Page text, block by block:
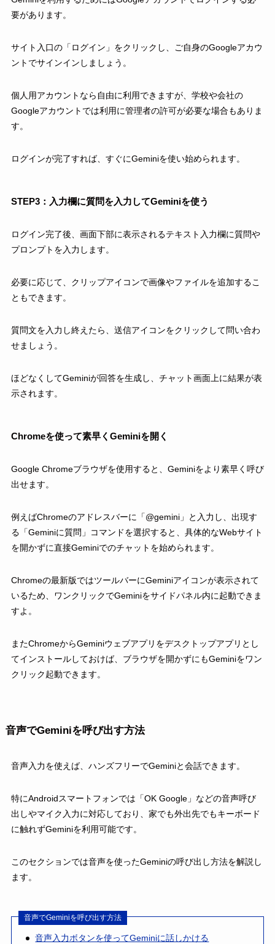
要があります。
サイト入口の「ログイン」をクリックし、ご自身のGoogleアカウ
ントでサインインしましょう。
個人用アカウントなら自由に利用できますが、学校や会社の
Googleアカウントでは利用に管理者の許可が必要な場合もありま
す。
ログインが完了すれば、すぐにGeminiを使い始められます。
STEP3：入力欄に質問を入力してGeminiを使う
ログイン完了後、画面下部に表示されるテキスト入力欄に質問や
プロンプトを入力します。
必要に応じて、クリップアイコンで画像やファイルを追加するこ
ともできます。
質問文を入力し終えたら、送信アイコンをクリックして問い合わ
せましょう。
ほどなくしてGeminiが回答を生成し、チャット画面上に結果が表
示されます。
Chromeを使って素早くGeminiを開く
Google Chromeブラウザを使用すると、Geminiをより素早く呼び
出せます。
例えばChromeのアドレスバーに「@gemini」と入力し、出現す
る「Geminiに質問」コマンドを選択すると、具体的なWebサイト
を開かずに直接Geminiでのチャットを始められます。
Chromeの最新版ではツールバーにGeminiアイコンが表示されて
いるため、ワンクリックでGeminiをサイドパネル内に起動できま
すよ。
またChromeからGeminiウェブアプリをデスクトップアプリとし
てインストールしておけば、ブラウザを開かずにもGeminiをワン
クリック起動できます。
音声でGeminiを呼び出す方法
音声入力を使えば、ハンズフリーでGeminiと会話できます。
特にAndroidスマートフォンでは「OK Google」などの音声呼び
出しやマイク入力に対応しており、家でも外出先でもキーボード
に触れずGeminiを利用可能です。
このセクションでは音声を使ったGeminiの呼び出し方法を解説し
ます。
音声でGeminiを呼び出す方法
音声入力ボタンを使ってGeminiに話しかける